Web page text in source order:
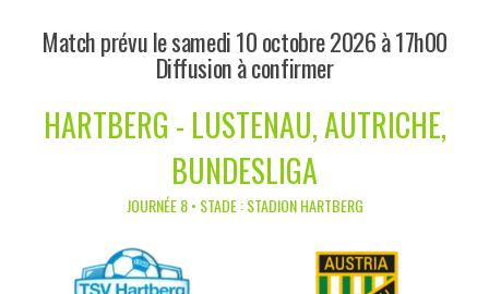
Match prévu le samedi 10 octobre 2026 à 17h00
Diffusion à confirmer
HARTBERG - LUSTENAU, AUTRICHE,
BUNDESLIGA
JOURNÉE 8 • STADE : STADION HARTBERG